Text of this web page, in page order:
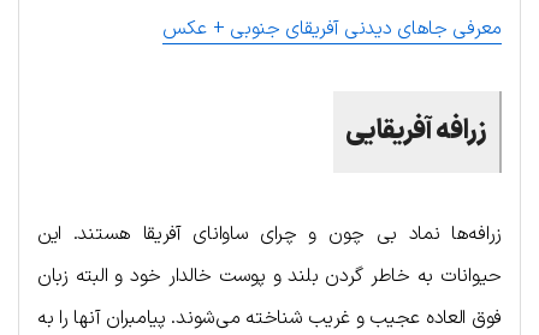
معرفی جاهای دیدنی آفریقای جنوبی + عکس
زرافه آفریقایی
زرافه‌ها نماد بی چون و چرای ساوانای آفریقا هستند. این
حیوانات به خاطر گردن بلند و پوست خالدار خود و البته زبان
فوق العاده عجیب و غریب شناخته می‌شوند. پیامبران آنها را به